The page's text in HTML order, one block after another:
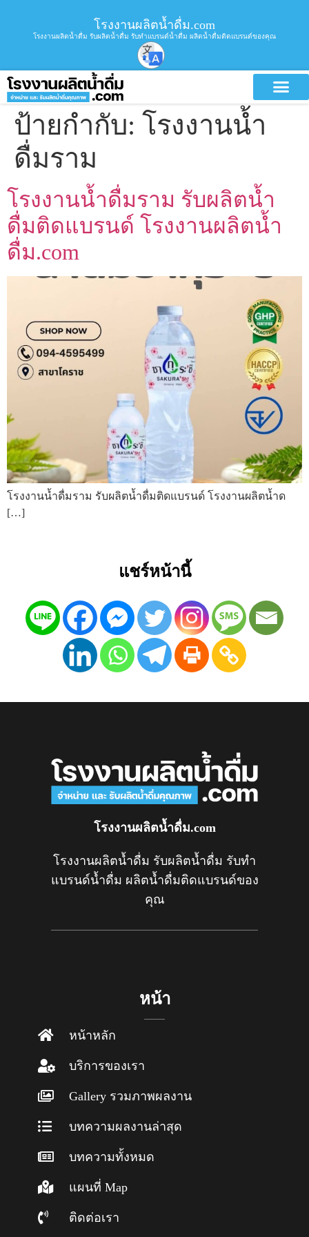
โรงงานผลิตน้ำดื่ม.com
โรงงานผลิตน้ำดื่ม รับผลิตน้ำดื่ม รับทำแบรนด์น้ำดื่ม ผลิตน้ำดื่มติดแบรนด์ของคุณ
ป้ายกำกับ: โรงงานน้ำ
ดื่มราม
โรงงานน้ำดื่มราม รับผลิตน้ำ
ดื่มติดแบรนด์ โรงงานผลิตน้ำ
ดื่ม.com
โรงงานน้ำดื่มราม รับผลิตน้ำดื่มติดแบรนด์ โรงงานผลิตน้ำด
[…]
แชร์หน้านี้
โรงงานผลิตน้ำดื่ม.com
โรงงานผลิตน้ำดื่ม รับผลิตน้ำดื่ม รับทำ
แบรนด์น้ำดื่ม ผลิตน้ำดื่มติดแบรนด์ของ
คุณ
หน้า
หน้าหลัก
บริการของเรา
Gallery รวมภาพผลงาน
บทความผลงานล่าสุด
บทความทั้งหมด
แผนที่ Map
ติดต่อเรา